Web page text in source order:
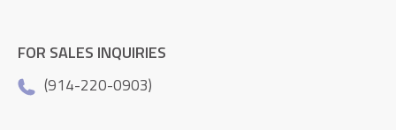
FOR SALES INQUIRIES
(914-220-0903)